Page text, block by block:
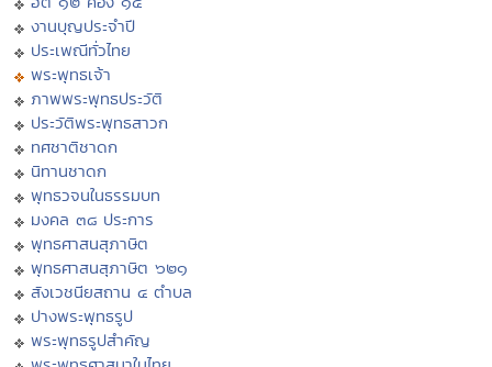
งานบุญประจำปี
ประเพณีทั่วไทย
พระพุทธเจ้า
ภาพพระพุทธประวัติ
ประวัติพระพุทธสาวก
ทศชาติชาดก
นิทานชาดก
พุทธวจนในธรรมบท
มงคล ๓๘ ประการ
พุทธศาสนสุภาษิต
พุทธศาสนสุภาษิต ๖๒๑
สังเวชนียสถาน ๔ ตำบล
ปางพระพุทธรูป
พระพุทธรูปสำคัญ